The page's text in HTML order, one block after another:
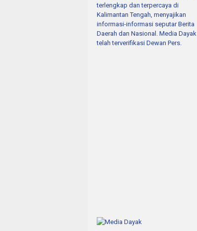
terlengkap dan terpercaya di
Kalimantan Tengah, menyajikan
informasi-informasi seputar Berita
Daerah dan Nasional. Media Dayak
telah terverifikasi Dewan Pers.